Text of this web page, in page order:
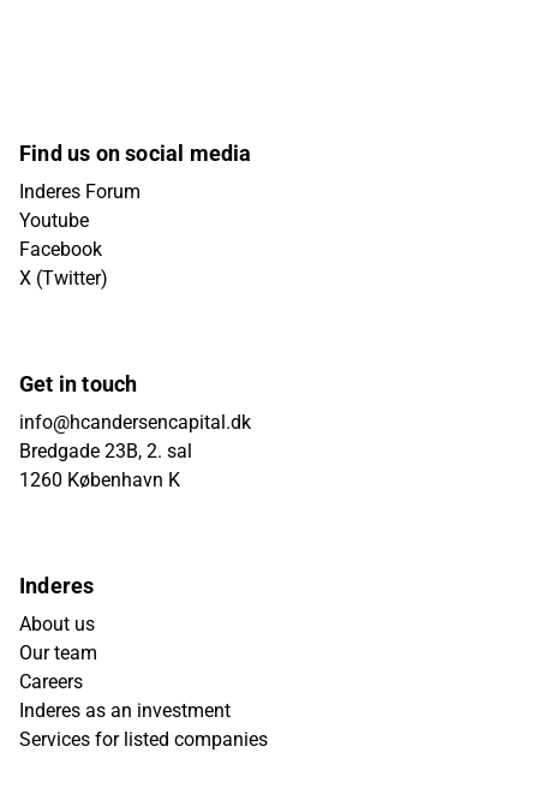
Find us on social media
Inderes Forum
Youtube
Facebook
X (Twitter)
Get in touch
info@hcandersencapital.dk
Bredgade 23B, 2. sal
1260 København K
Inderes
About us
Our team
Careers
Inderes as an investment
Services for listed companies